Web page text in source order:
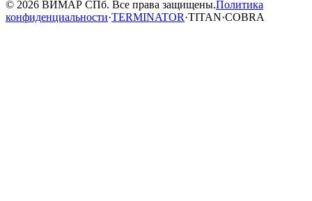
© 2026 ВИМАР СПб. Все права защищены.Политика
конфиденциальности·TERMINATOR·TITAN·COBRA